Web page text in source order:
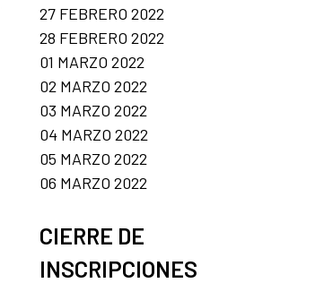
27 FEBRERO 2022
28 FEBRERO 2022
01 MARZO 2022
02 MARZO 2022
03 MARZO 2022
04 MARZO 2022
05 MARZO 2022
06 MARZO 2022
CIERRE DE
INSCRIPCIONES